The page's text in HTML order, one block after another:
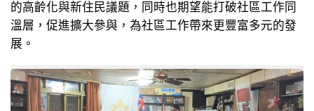
的高齡化與新住民議題，同時也期望能打破社區工作同
溫層，促進擴大參與，為社區工作帶來更豐富多元的發
展。